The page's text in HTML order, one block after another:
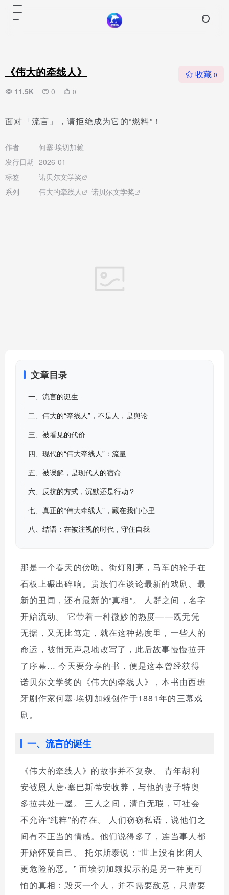
《伟大的牵线人》
11.5K 0 0
收藏 0
面对「流言」，请拒绝成为它的“燃料”！
作者
何塞·埃切加赖
发行日期 2026-01
标签
诺贝尔文学奖
系列
伟大的牵线人 诺贝尔文学奖
文章目录
一、流言的诞生
二、伟大的“牵线人”，不是人，是舆论
三、被看见的代价
四、现代的“伟大牵线人”：流量
五、被误解，是现代人的宿命
六、反抗的方式，沉默还是行动？
七、真正的“伟大牵线人”，藏在我们心里
八、结语：在被注视的时代，守住自我
那是一个春天的傍晚。街灯刚亮，马车的轮子在
石板上碾出碎响。贵族们在谈论最新的戏剧、最
新的丑闻，还有最新的“真相”。 人群之间，名字
开始流动。 它带着一种微妙的热度——既无凭
无据，又无比笃定，就在这种热度里，一些人的
命运，被悄无声息地改写了，此后故事慢慢拉开
了序幕… 今天要分享的书，便是这本曾经获得
诺贝尔文学奖的 《伟大的牵线人》，本书由西班
牙剧作家何塞·埃切加赖创作于1881年的三幕戏
剧。
一、流言的诞生
《伟大的牵线人》的故事并不复杂。 青年胡利
安被恩人唐·塞巴斯蒂安收养，与他的妻子特奥
多拉共处一屋。 三人之间，清白无瑕，可社会
不允许“纯粹”的存在。 人们窃窃私语，说他们之
间有不正当的情感。他们说得多了，连当事人都
开始怀疑自己。 托尔斯泰说：“世上没有比闲人
更危险的恶。” 而埃切加赖揭示的是另一种更可
怕的真相：毁灭一个人，并不需要敌意，只需要